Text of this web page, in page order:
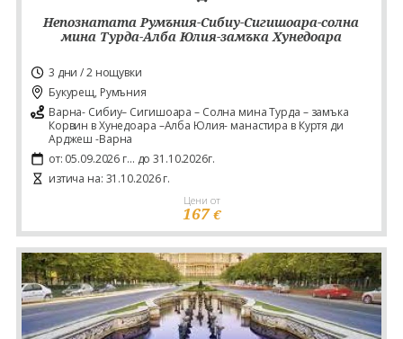
Непознатата Румъния-Сибиу-Сигишоара-солна
мина Турда-Алба Юлия-замъка Хунедоара
3 дни / 2 нощувки
Букурещ, Румъния
Варна- Сибиу– Сигишоара – Солна мина Турда – замъка
Корвин в Хунедоара –Алба Юлия- манастира в Куртя ди
Арджеш -Варна
от: 05.09.2026 г... до 31.10.2026г.
изтича на: 31.10.2026 г.
Цени от
167 €